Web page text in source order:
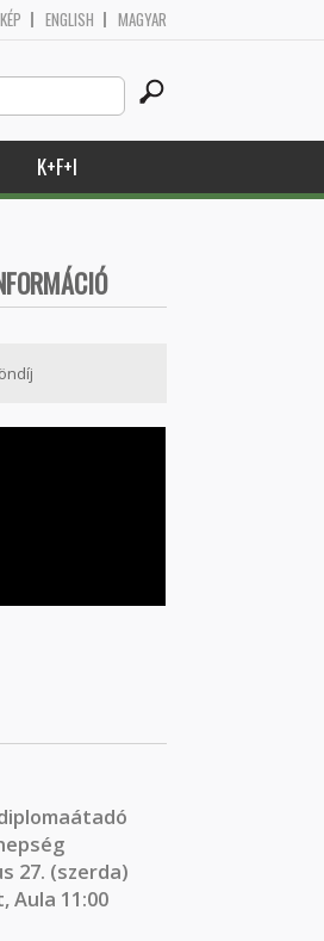
ENGLISH MAGYAR
Search
this
site
K+F+I
27. (szerda)
Aula 11:00